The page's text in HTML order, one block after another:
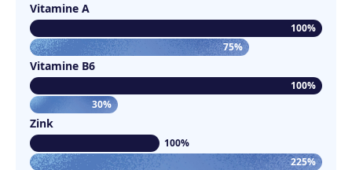
Vitamine A
100%
75%
Vitamine B6
100%
30%
Zink
100%
225%